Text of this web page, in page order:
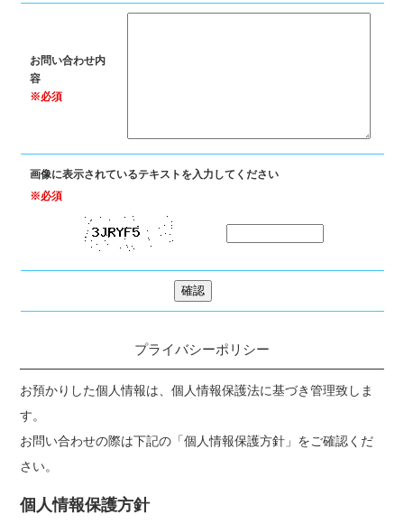
お問い合わせ内
容
※必須
画像に表示されているテキストを入力してください
※必須
プライバシーポリシー
お預かりした個人情報は、個人情報保護法に基づき管理致しま
す。
お問い合わせの際は下記の「個人情報保護方針」をご確認くだ
さい。
個人情報保護方針